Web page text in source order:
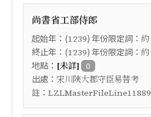
尚書省工部侍郎
起始年：(1239) 年份限定詞： 約
終止年：(1239) 年份限定詞： 約
地點： [未詳] 0
出處： 宋川陝大郡守臣易替考
註： LZLMasterFileLine11889